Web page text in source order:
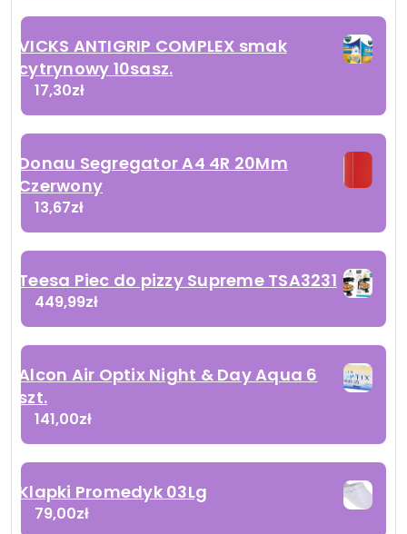
VICKS ANTIGRIP COMPLEX smak
cytrynowy 10sasz.
17,30zł
Donau Segregator A4 4R 20Mm
Czerwony
13,67zł
Teesa Piec do pizzy Supreme TSA3231
449,99zł
Alcon Air Optix Night & Day Aqua 6
szt.
141,00zł
Klapki Promedyk 03Lg
79,00zł